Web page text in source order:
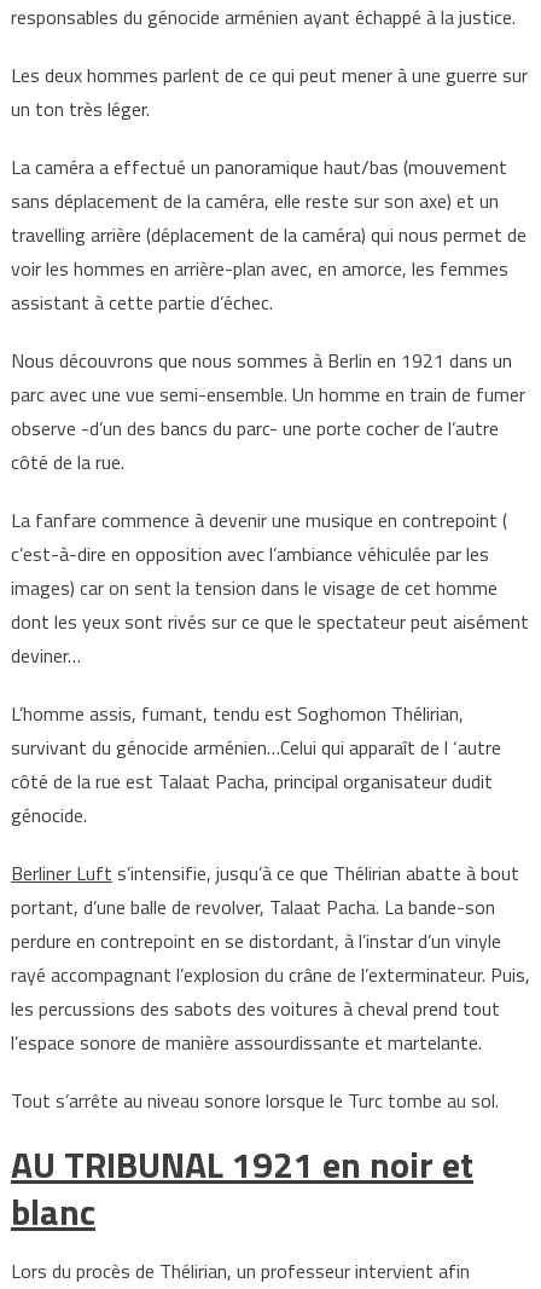
responsables du génocide arménien ayant échappé à la justice.
Les deux hommes parlent de ce qui peut mener à une guerre sur
un ton très léger.
La caméra a effectué un panoramique haut/bas (mouvement
sans déplacement de la caméra, elle reste sur son axe) et un
travelling arrière (déplacement de la caméra) qui nous permet de
voir les hommes en arrière-plan avec, en amorce, les femmes
assistant à cette partie d’échec.
Nous découvrons que nous sommes à Berlin en 1921 dans un
parc avec une vue semi-ensemble. Un homme en train de fumer
observe -d’un des bancs du parc- une porte cocher de l’autre
côté de la rue.
La fanfare commence à devenir une musique en contrepoint (
c’est-à-dire en opposition avec l’ambiance véhiculée par les
images) car on sent la tension dans le visage de cet homme
dont les yeux sont rivés sur ce que le spectateur peut aisément
deviner…
L’homme assis, fumant, tendu est Soghomon Thélirian,
survivant du génocide arménien…Celui qui apparaît de l ‘autre
côté de la rue est Talaat Pacha, principal organisateur dudit
génocide.
Berliner Luft s’intensifie, jusqu’à ce que Thélirian abatte à bout
portant, d’une balle de revolver, Talaat Pacha. La bande-son
perdure en contrepoint en se distordant, à l’instar d’un vinyle
rayé accompagnant l’explosion du crâne de l’exterminateur. Puis,
les percussions des sabots des voitures à cheval prend tout
l’espace sonore de manière assourdissante et martelante.
Tout s’arrête au niveau sonore lorsque le Turc tombe au sol.
AU TRIBUNAL 1921 en noir et
blanc
Lors du procès de Thélirian, un professeur intervient afin